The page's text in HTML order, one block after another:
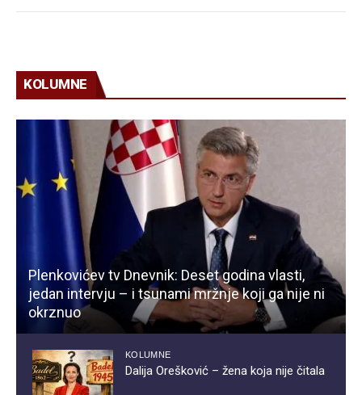
KOLUMNE
Plenkovićev tv Dnevnik: Deset godina vlasti,
jedan intervju – i tsunami mržnje koji ga nije ni
okrznuo
KOLUMNE
Dalija Orešković – žena koja nije čitala